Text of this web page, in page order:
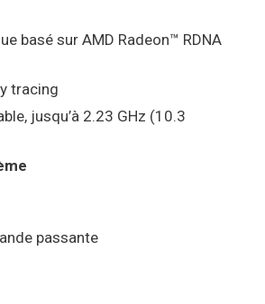
basé sur AMD Radeon™ RDNA
tracing
jusqu’à 2.23 GHz (10.3
passante